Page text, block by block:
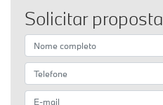
Solicitar proposta